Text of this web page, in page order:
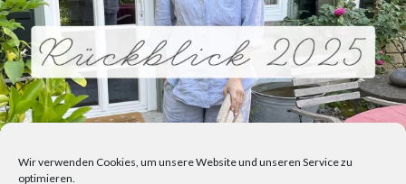
Wir verwenden Cookies, um unsere Website und unseren Service zu
optimieren.